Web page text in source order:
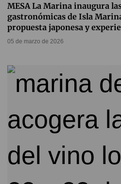
MESA La Marina inaugura
gastronómicas de Isla
propuesta japonesa y
05 de marzo de 2026